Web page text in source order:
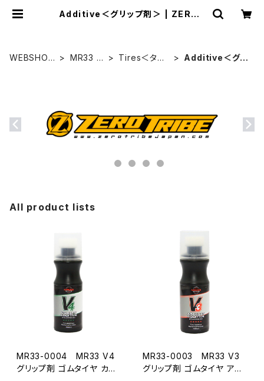
Additive＜グリップ剤＞ | ZEROT
WEBSHOP
MR33 R
Tires＜タイ
Additive＜グリ
All product lists
MR33-0004 MR33 V4
グリップ剤 ゴムタイヤ カー
MR33-0003 MR33 V3
グリップ剤 ゴムタイヤ アス